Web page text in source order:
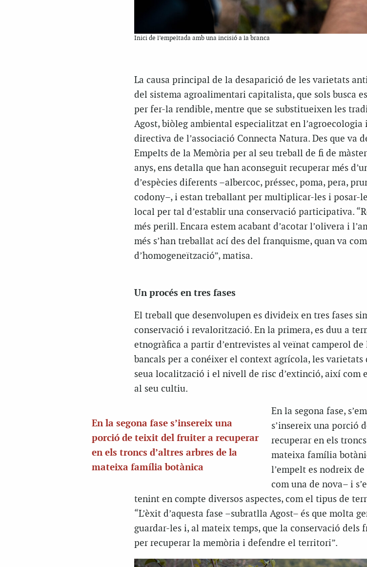
Inici de l’empeltada amb una incisió a la branca
La causa principal de la desaparició de les varietats
del sistema agroalimentari capitalista, que sols busca
per fer-la rendible, mentre que se substitueixen les
Agost, biòleg ambiental especialitzat en l’agroecologia
directiva de l’associació Connecta Natura. Des que va
Empelts de la Memòria per al seu treball de fi de
anys, ens detalla que han aconseguit recuperar més
d’espècies diferents –albercoc, préssec, poma, pera,
codony–, i estan treballant per multiplicar-les i posar-
local per tal d’establir una conservació participativa.
més perill. Encara estem acabant d’acotar l’olivera i
més s’han treballat ací des del franquisme, quan va
d’homogeneïtzació”, matisa.
Un procés en tres fases
El treball que desenvolupen es divideix en tres fases
conservació i revalorització. En la primera, es duu a
etnogràfica a partir d’entrevistes al veïnat camperol
bancals per a conéixer el context agrícola, les
seua localització i el nivell de risc d’extinció, així com
al seu cultiu.
En la segona fase s’insereix una
porció de teixit del fruiter a recuperar
en els troncs d’altres arbres de la
mateixa família botànica
En la segona fase,
s’insereix una porció
recuperar en els
mateixa família
l’empelt es nodreix
com una de nova– i
tenint en compte diversos aspectes, com el tipus de
“L’èxit d’aquesta fase –subratlla Agost– és que molta
guardar-les i, al mateix temps, que la conservació dels
per recuperar la memòria i defendre el territori”.